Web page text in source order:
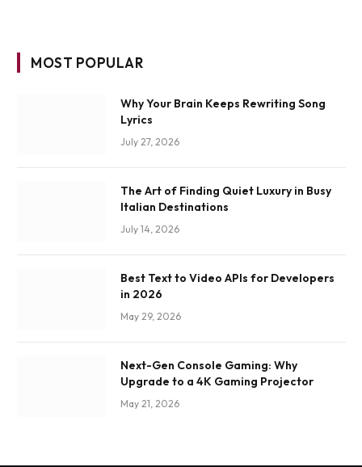
MOST POPULAR
Why Your Brain Keeps Rewriting Song
Lyrics
July 27, 2026
The Art of Finding Quiet Luxury in Busy
Italian Destinations
July 14, 2026
Best Text to Video APIs for Developers
in 2026
May 29, 2026
Next-Gen Console Gaming: Why
Upgrade to a 4K Gaming Projector
May 21, 2026